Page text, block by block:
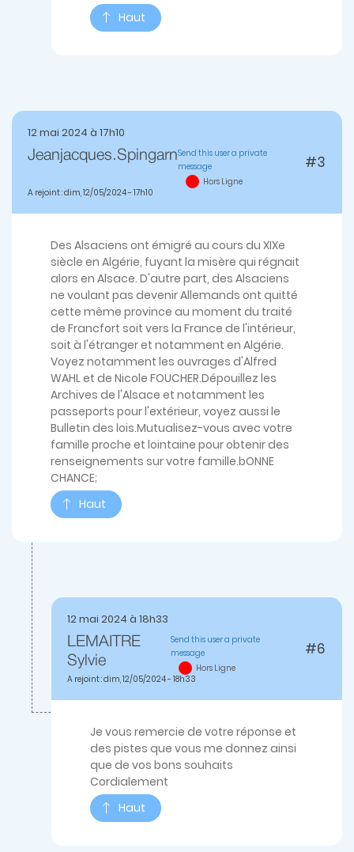
Haut
12 mai 2024 à 17h10
Jeanjacques.spingarnSend this user a private
message
Hors Ligne
A rejoint : dim, 12/05/2024 - 17h10
#3
Des Alsaciens ont émigré au cours du XIXe
siècle en Algérie, fuyant la misère qui régnait
alors en Alsace. D'autre part, des Alsaciens
ne voulant pas devenir Allemands ont quitté
cette même province au moment du traité
de Francfort soit vers la France de l'intérieur,
soit à l'étranger et notamment en Algérie.
Voyez notamment les ouvrages d'Alfred
WAHL et de Nicole FOUCHER.Dépouillez les
Archives de l'Alsace et notamment les
passeports pour l'extérieur, voyez aussi le
Bulletin des lois.Mutualisez-vous avec votre
famille proche et lointaine pour obtenir des
renseignements sur votre famille.bONNE
CHANCE;
Haut
12 mai 2024 à 18h33
LEMAITRE
Sylvie
Send this user a private
message
Hors Ligne
A rejoint : dim, 12/05/2024 - 18h33
#6
réponse
ASHKENAZE
jeanjacques.spingarn
Je vous remercie de votre réponse et
des pistes que vous me donnez ainsi
que de vos bons souhaits
Cordialement
Haut